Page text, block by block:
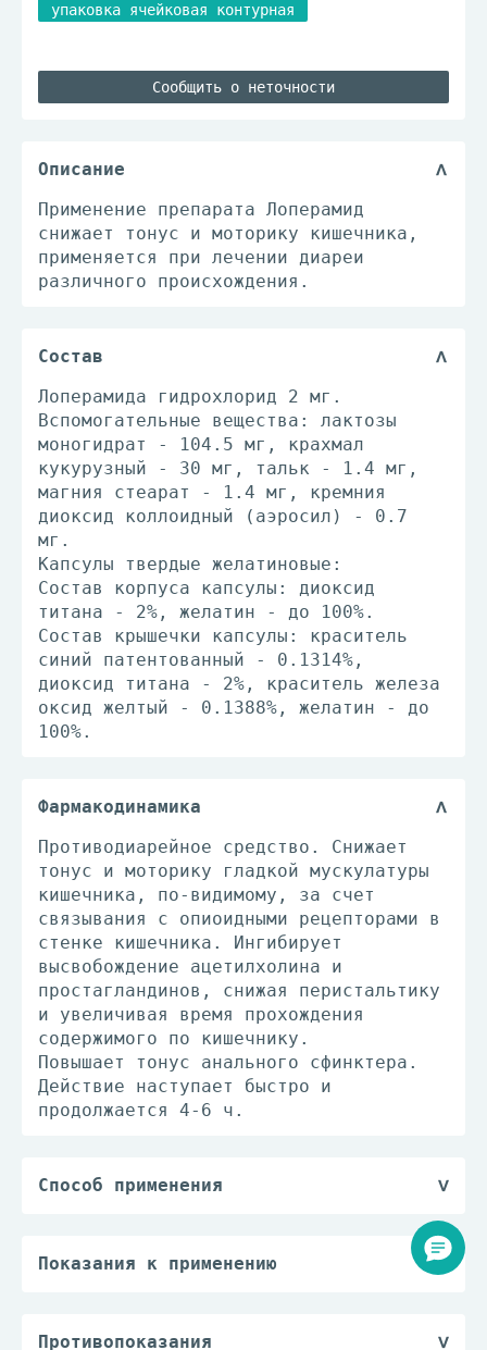
упаковка ячейковая контурная
Сообщить о неточности
Описание
Применение препарата Лоперамид
снижает тонус и моторику кишечника,
применяется при лечении диареи
различного происхождения.
Состав
Лоперамида гидрохлорид 2 мг.
Вспомогательные вещества: лактозы
моногидрат - 104.5 мг, крахмал
кукурузный - 30 мг, тальк - 1.4 мг,
магния стеарат - 1.4 мг, кремния
диоксид коллоидный (аэросил) - 0.7
мг.
Капсулы твердые желатиновые:
Состав корпуса капсулы: диоксид
титана - 2%, желатин - до 100%.
Состав крышечки капсулы: краситель
синий патентованный - 0.1314%,
диоксид титана - 2%, краситель железа
оксид желтый - 0.1388%, желатин - до
100%.
Фармакодинамика
Противодиарейное средство. Снижает
тонус и моторику гладкой мускулатуры
кишечника, по-видимому, за счет
связывания с опиоидными рецепторами в
стенке кишечника. Ингибирует
высвобождение ацетилхолина и
простагландинов, снижая перистальтику
и увеличивая время прохождения
содержимого по кишечнику.
Повышает тонус анального сфинктера.
Действие наступает быстро и
продолжается 4-6 ч.
Способ применения
каждого акта дефекации в случае
жидкого стула. При хронической диарее
Показания к применению
(аллергического, эмоционального,
Противопоказания